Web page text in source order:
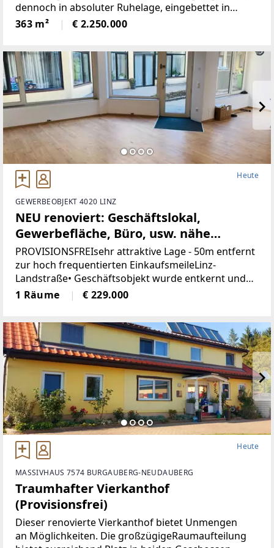
dennoch in absoluter Ruhelage, eingebettet in
wunderbare Natur.Die Liegenschaft bietet ein hohes
Maß an Privatsphäre, versprüht
363 m² € 2.250.000
Heute
GEWERBEOBJEKT 4020 LINZ
NEU renoviert: Geschäftslokal,
Gewerbefläche, Büro, usw. nähe
Landstrasse-Linz (Provisionsfrei)
PROVISIONSFREIsehr attraktive Lage - 50m entfernt
zur hoch frequentierten EinkaufsmeileLinz-
Landstraße• Geschäftsobjekt wurde entkernt und
generalsaniert• Klimatisiert (Klimaanlage)• neue
Böden, neue Heizkörper•
1 Räume € 229.000
Heute
MASSIVHAUS 7574 BURGAUBERG-NEUDAUBERG
Traumhafter Vierkanthof
(Provisionsfrei)
Dieser renovierte Vierkanthof bietet Unmengen
an Möglichkeiten. Die großzügigeRaumaufteilung